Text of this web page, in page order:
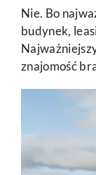
Nie. Bo
budynek,
znajomość